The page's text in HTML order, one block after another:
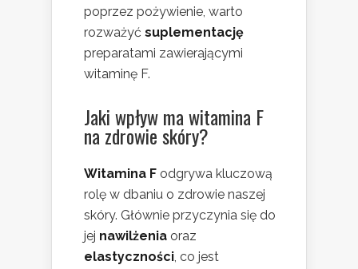
poprzez pożywienie, warto
rozważyć suplementację
preparatami zawierającymi
witaminę F.
Jaki wpływ ma witamina F
na zdrowie skóry?
Witamina F odgrywa kluczową
rolę w dbaniu o zdrowie naszej
skóry. Głównie przyczynia się do
jej nawilżenia oraz
elastyczności, co jest